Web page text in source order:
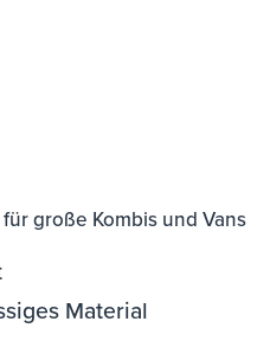
große Kombis und Vans
Material